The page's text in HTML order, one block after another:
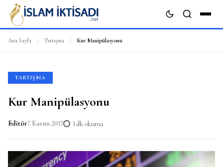
Ana Sayfa / Tartışma / Kur Manipülasyonu
TARTIŞMA
Kur Manipülasyonu
Editör7 Kasım 2017 3 dk okuma